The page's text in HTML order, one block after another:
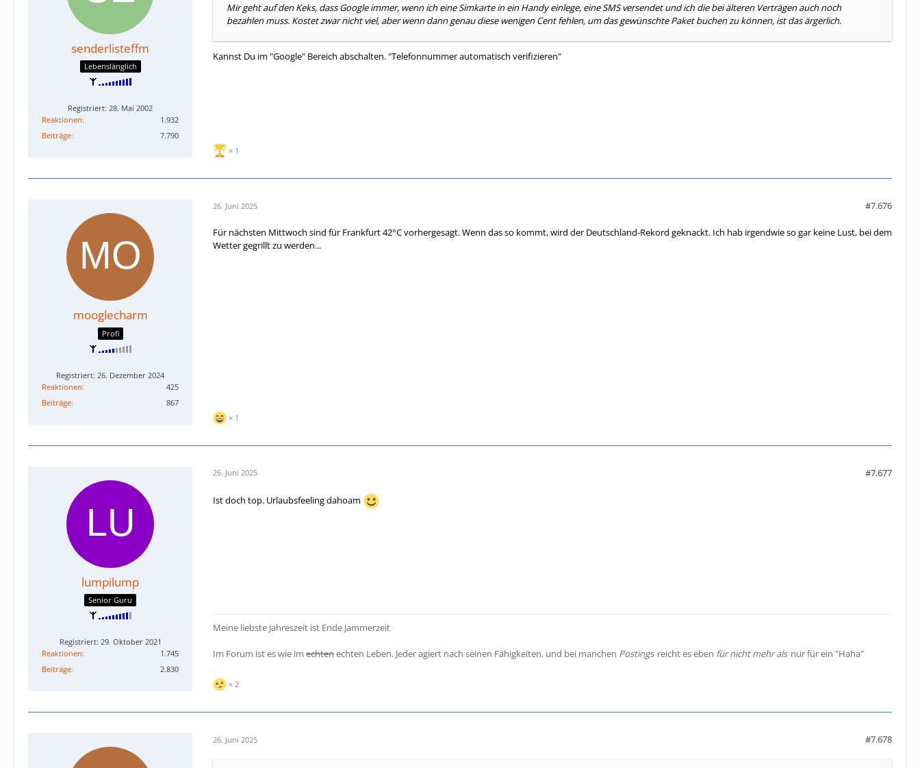
senderlisteffm
Lebenslänglich
Registriert: 28. Mai 2002
Reaktionen
1.932
Beiträge
7.790
Mir geht auf den Keks, dass Google immer, wenn ich eine Simkarte in ein Handy einlege, eine SMS versendet und ich die bei älteren Verträgen auch noch
bezahlen muss. Kostet zwar nicht viel, aber wenn dann genau diese wenigen Cent fehlen, um das gewünschte Paket buchen zu können, ist das ärgerlich.
Kannst Du im "Google" Bereich abschalten. "Telefonnummer automatisch verifizieren"
1
mooglecharm
Profi
Registriert: 26. Dezember 2024
Reaktionen
425
Beiträge
867
26. Juni 2025 #7.676
Für nächsten Mittwoch sind für Frankfurt 42°C vorhergesagt. Wenn das so kommt, wird der Deutschland-Rekord geknackt. Ich hab irgendwie so gar keine Lust, bei dem
Wetter gegrillt zu werden...
1
lumpilump
Senior Guru
Registriert: 29. Oktober 2021
Reaktionen
1.745
Beiträge
2.830
26. Juni 2025 #7.677
Ist doch top. Urlaubsfeeling dahoam
Meine liebste Jahreszeit ist Ende Jammerzeit
Im Forum ist es wie im echtenechten Leben. Jeder agiert nach seinen Fähigkeiten, und bei manchen Postings reicht es eben für nicht mehr als nur für ein "Haha"
2
26. Juni 2025 #7.678